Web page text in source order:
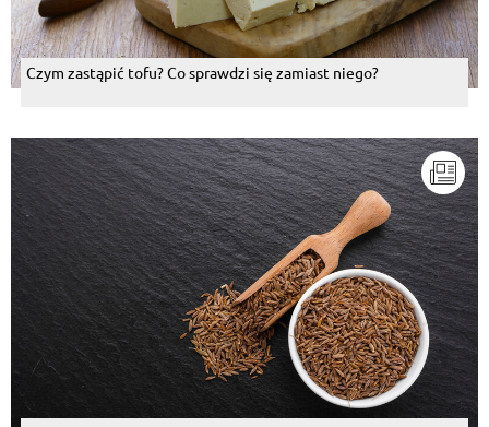
Czym zastąpić tofu? Co sprawdzi się zamiast niego?